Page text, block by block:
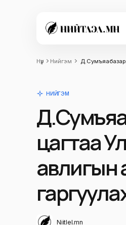
Нүүр Нийгэм Д.Сумъяабазар:
НИЙГЭМ
цагтаа
авлигын
Niitlel.mn